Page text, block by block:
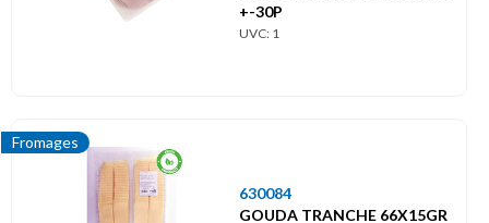
+-30P
UVC: 1
Fromages
630084
GOUDA TRANCHE 66X15GR